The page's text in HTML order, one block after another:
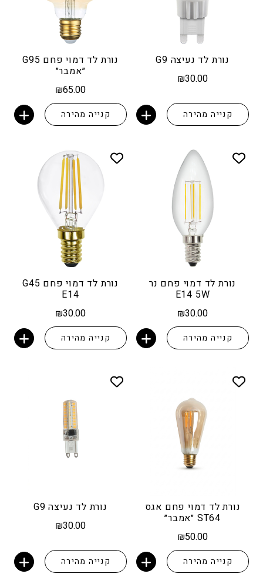
נורת לד נעיצה G9
₪30.00
קנייה מהירה
נורת לד דמוי פחם G95
״אמבר״
₪65.00
קנייה מהירה
נורת לד דמוי פחם נר
E14 5W
₪30.00
קנייה מהירה
נורת לד דמוי פחם G45
E14
₪30.00
קנייה מהירה
נורת לד דמוי פחם אגס
ST64 ״אמבר״
₪50.00
קנייה מהירה
נורת לד נעיצה G9
₪30.00
קנייה מהירה